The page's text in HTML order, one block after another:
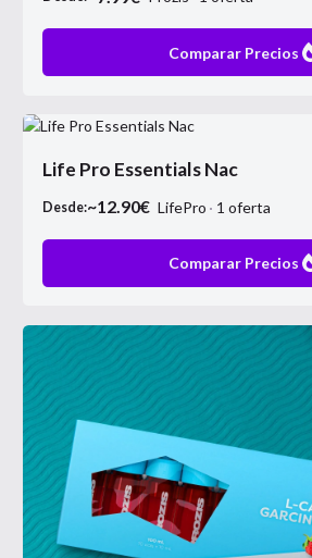
Comparar Precios
Life Pro Essentials Nac
Desde:~12.90€ LifePro 1 oferta
Comparar Precios